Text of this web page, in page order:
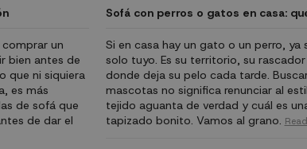
comprar un
bien antes de
que ni siquiera
es más
de sofá que
de dar el
Sofá con perros o gatos en casa:
Si en casa hay un gato o un perro, ya
solo tuyo. Es su territorio, su
donde deja su pelo cada tarde.
mascotas no significa renunciar al
tejido aguanta de verdad y cuál es
tapizado bonito. Vamos al grano.